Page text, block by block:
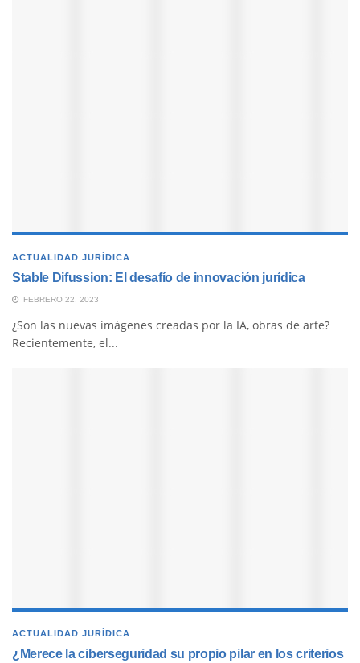
ACTUALIDAD JURÍDICA
Stable Difussion: El desafío de innovación jurídica
FEBRERO 22, 2023
¿Son las nuevas imágenes creadas por la IA, obras de arte?
Recientemente, el...
ACTUALIDAD JURÍDICA
¿Merece la ciberseguridad su propio pilar en los criterios